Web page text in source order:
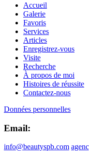
Accueil
Galerie
Favoris
Services
Articles
Enregistrez-vous
Visite
Recherche
À propos de moi
Histoires de réussite
Contactez-nous
Données personnelles
Email:
info@beautyspb.com